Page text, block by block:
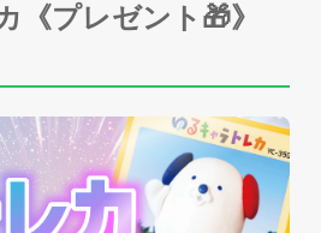
《プレゼント🎁》